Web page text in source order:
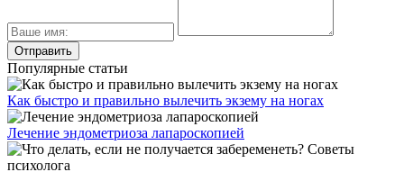
Популярные статьи
Как быстро и правильно вылечить экзему на ногах
Лечение эндометриоза лапароскопией